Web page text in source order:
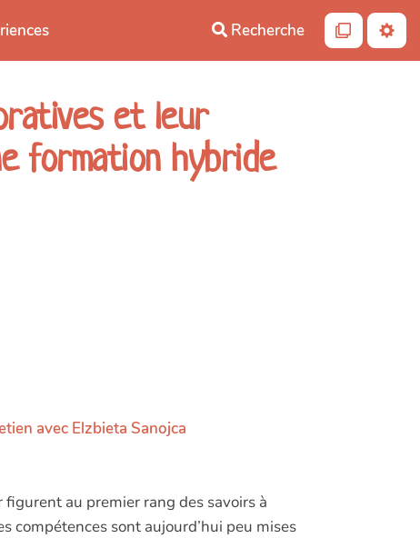
Recherche
et leur
formation hybride
avec Elzbieta Sanojca
au premier rang des savoirs à
compétences sont aujourd’hui peu mises